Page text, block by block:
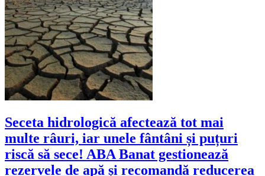
Seceta hidrologică afectează tot mai
multe râuri, iar unele fântâni și puțuri
riscă să sece! ABA Banat gestionează
rezervele de apă și recomandă reducerea